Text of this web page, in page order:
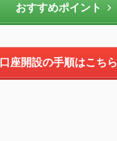
おすすめポイント
口座開設の手順はこちら